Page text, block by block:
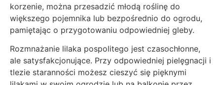
korzenie, można przesadzić młodą roślinę do
większego pojemnika lub bezpośrednio do ogrodu,
pamiętając o przygotowaniu odpowiedniej gleby.
Rozmnażanie lilaka pospolitego jest czasochłonne,
ale satysfakcjonujące. Przy odpowiedniej pielęgnacji i
tlezie staranności możesz cieszyć się pięknymi